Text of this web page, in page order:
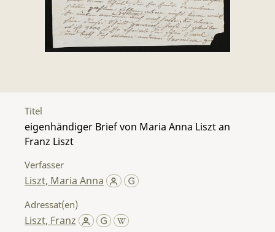
Titel
eigenhändiger Brief von Maria Anna Liszt an
Franz Liszt
Verfasser
Liszt, Maria Anna
Adressat(en)
Liszt, Franz